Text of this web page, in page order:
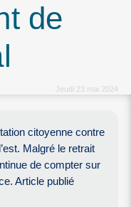
de
Jeudi 23 mai 2024
citoyenne contre
Malgré le retrait
de compter sur
Article publié